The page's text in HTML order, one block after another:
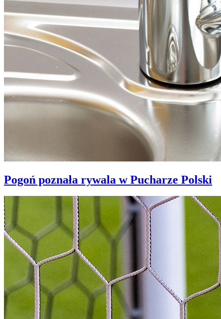
Pogoń poznała rywala w Pucharze Polski